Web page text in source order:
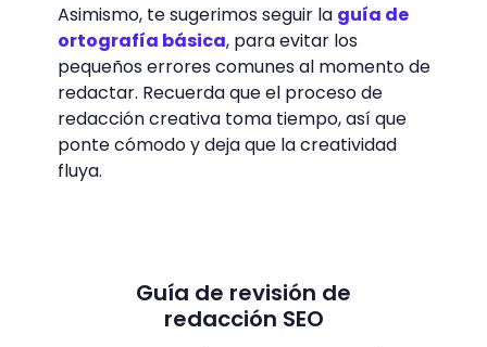
Asimismo, te sugerimos seguir la guía de
ortografía básica, para evitar los
pequeños errores comunes al momento de
redactar. Recuerda que el proceso de
redacción creativa toma tiempo, así que
ponte cómodo y deja que la creatividad
fluya.
Guía de revisión de
redacción SEO